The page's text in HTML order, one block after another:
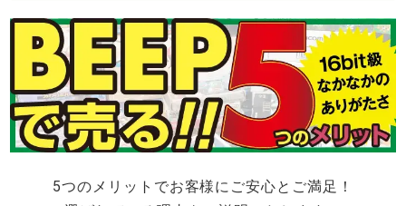
5つのメリットでお客様にご安心とご満足！